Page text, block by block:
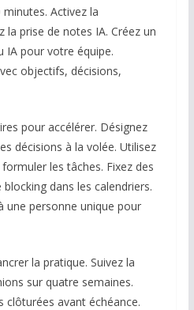
Activez la
prise de notes IA. Créez un
IA pour votre équipe.
objectifs, décisions,
pour accélérer. Désignez
décisions à la volée. Utilisez
les tâches. Fixez des
dans les calendriers.
une personne unique pour
la pratique. Suivez la
sur quatre semaines.
clôturées avant échéance.